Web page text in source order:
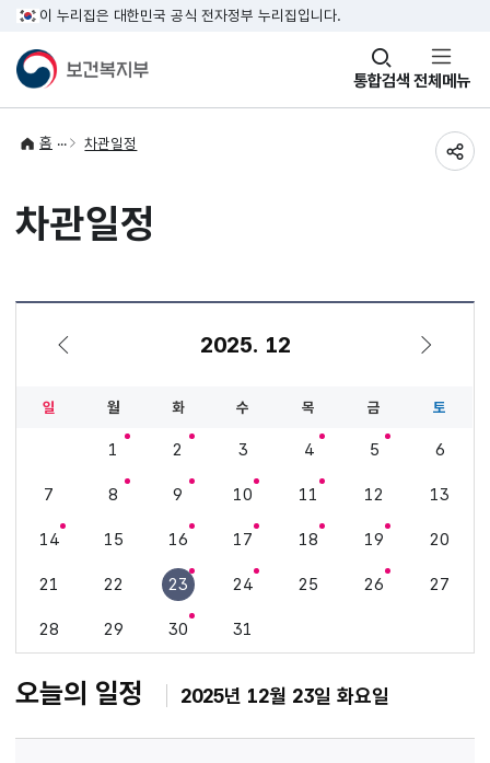
이 누리집은 대한민국 공식 전자정부 누리집입니다.
통합검색
창
열기 전체메뉴
홈 차관일정
차관일정
2025. 12
일 월 화 수 목 금 토
1 2 3 4 5 6
7 8 9 10 11 12 13
14 15 16 17 18 19 20
21 22 23 24 25 26 27
28 29 30 31
오늘의 일정 2025년 12월 23일 화요일